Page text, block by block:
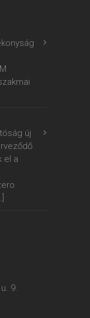
új
el a
9.